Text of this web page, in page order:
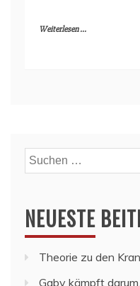
Weiterlesen ...
Suchen
nach:
NEUESTE
Theorie zu den
Gaby kämpft